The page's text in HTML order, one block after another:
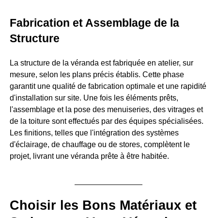
Fabrication et Assemblage de la
Structure
La structure de la véranda est fabriquée en atelier, sur
mesure, selon les plans précis établis. Cette phase
garantit une qualité de fabrication optimale et une rapidité
d'installation sur site. Une fois les éléments prêts,
l'assemblage et la pose des menuiseries, des vitrages et
de la toiture sont effectués par des équipes spécialisées.
Les finitions, telles que l'intégration des systèmes
d'éclairage, de chauffage ou de stores, complètent le
projet, livrant une véranda prête à être habitée.
Choisir les Bons Matériaux et